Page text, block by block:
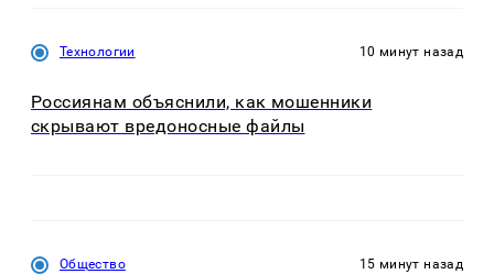
Технологии 10 минут назад
Россиянам объяснили, как мошенники
скрывают вредоносные файлы
Общество 15 минут назад